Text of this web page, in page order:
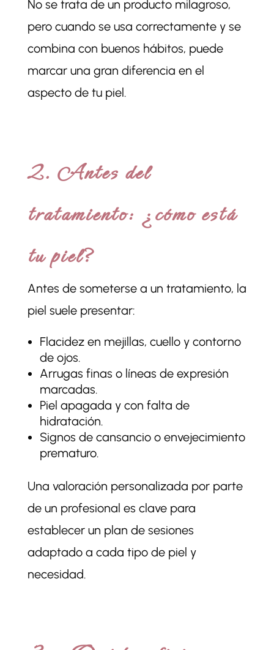
No se trata de un producto milagroso,
pero cuando se usa correctamente y se
combina con buenos hábitos, puede
marcar una gran diferencia en el
aspecto de tu piel.
2. Antes del
tratamiento: ¿cómo está
tu piel?
Antes de someterse a un tratamiento, la
piel suele presentar:
Flacidez en mejillas, cuello y contorno
de ojos.
Arrugas finas o líneas de expresión
marcadas.
Piel apagada y con falta de
hidratación.
Signos de cansancio o envejecimiento
prematuro.
Una valoración personalizada por parte
de un profesional es clave para
establecer un plan de sesiones
adaptado a cada tipo de piel y
necesidad.